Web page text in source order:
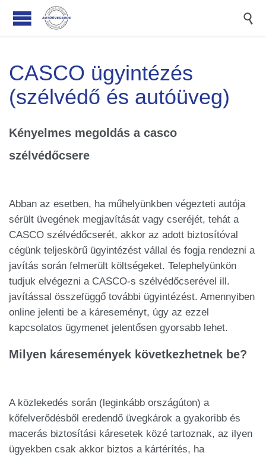

CASCO ügyintézés
(szélvédő és autóüveg)
Kényelmes megoldás a casco
szélvédőcsere
Abban az esetben, ha műhelyünkben végezteti autója
sérült üvegének megjavítását vagy cseréjét, tehát a
CASCO szélvédőcserét, akkor az adott biztosítóval
cégünk teljeskörű ügyintézést vállal és fogja rendezni a
javítás során felmerült költségeket. Telephelyünkön
tudjuk elvégezni a CASCO-s szélvédőcserével ill.
javítással összefüggő további ügyintézést. Amennyiben
online jelenti be a káreseményt, úgy az ezzel
kapcsolatos ügymenet jelentősen gyorsabb lehet.
Milyen káresemények következhetnek be?
A közlekedés során (leginkább országúton) a
kőfelverődésből eredendő üvegkárok a gyakoribb és
macerás biztosítási káresetek közé tartoznak, az ilyen
ügyekben csak akkor biztos a kártérítés, ha